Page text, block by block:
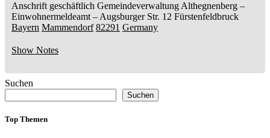
Anschrift geschäftlich Gemeindeverwaltung Althegnenberg –
Einwohnermeldeamt – Augsburger Str. 12 Fürstenfeldbruck
Bayern Mammendorf 82291 Germany
Show Notes
Suchen
Suchen
Top Themen